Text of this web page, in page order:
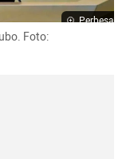
Perbesar
Foto: